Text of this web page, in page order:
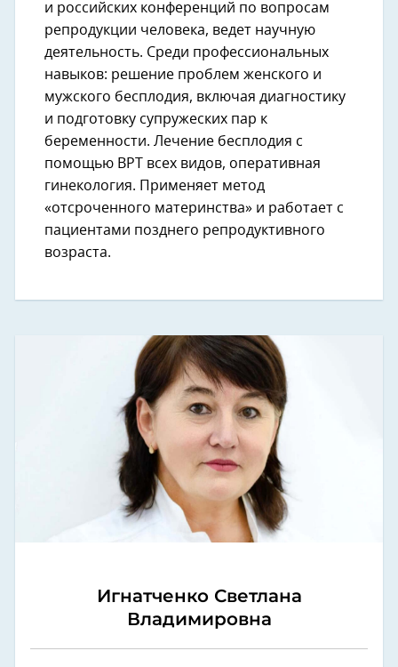
и российских конференций по вопросам
репродукции человека, ведет научную
деятельность. Среди профессиональных
навыков: решение проблем женского и
мужского бесплодия, включая диагностику
и подготовку супружеских пар к
беременности. Лечение бесплодия с
помощью ВРТ всех видов, оперативная
гинекология. Применяет метод
«отсроченного материнства» и работает с
пациентами позднего репродуктивного
возраста.
Игнатченко Светлана
Владимировна